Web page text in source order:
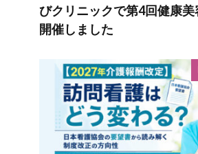
びクリニックで第4回健康
開催しました